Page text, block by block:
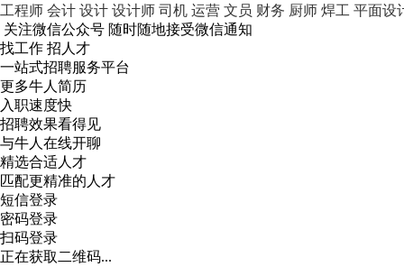
工程师 会计 设计 设计师 司机 运营 文员 财务 厨师 焊工 平面设
关注微信公众号 随时随地接受微信通知
找工作 招人才
一站式招聘服务平台
更多牛人简历
入职速度快
招聘效果看得见
与牛人在线开聊
精选合适人才
匹配更精准的人才
短信登录
密码登录
扫码登录
正在获取二维码...